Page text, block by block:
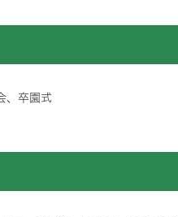
、卒園式